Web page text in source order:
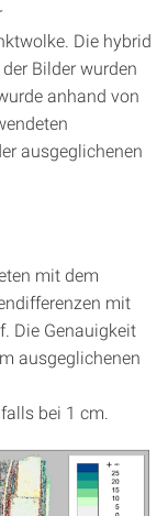
Die hybrid
Bilder wurden
anhand von
ausgeglichenen
mit dem
mit
Die Genauigkeit
ausgeglichenen
bei 1 cm.